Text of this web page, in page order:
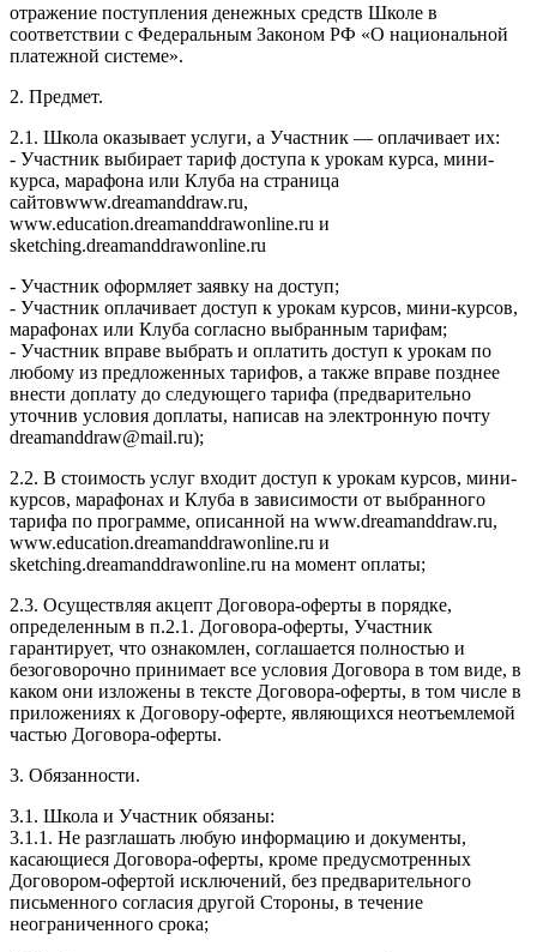
отражение поступления денежных средств Школе в
соответствии с Федеральным Законом РФ «О национальной
платежной системе».
2. Предмет.
2.1. Школа оказывает услуги, а Участник — оплачивает их:
- Участник выбирает тариф доступа к урокам курса, мини-
курса, марафона или Клуба на страница
сайтовwww.dreamanddraw.ru,
www.education.dreamanddrawonline.ru и
sketching.dreamanddrawonline.ru
- Участник оформляет заявку на доступ;
- Участник оплачивает доступ к урокам курсов, мини-курсов,
марафонах или Клуба согласно выбранным тарифам;
- Участник вправе выбрать и оплатить доступ к урокам по
любому из предложенных тарифов, а также вправе позднее
внести доплату до следующего тарифа (предварительно
уточнив условия доплаты, написав на электронную почту
dreamanddraw@mail.ru);
2.2. В стоимость услуг входит доступ к урокам курсов, мини-
курсов, марафонах и Клуба в зависимости от выбранного
тарифа по программе, описанной на www.dreamanddraw.ru,
www.education.dreamanddrawonline.ru и
sketching.dreamanddrawonline.ru на момент оплаты;
2.3. Осуществляя акцепт Договора-оферты в порядке,
определенным в п.2.1. Договора-оферты, Участник
гарантирует, что ознакомлен, соглашается полностью и
безоговорочно принимает все условия Договора в том виде, в
каком они изложены в тексте Договора-оферты, в том числе в
приложениях к Договору-оферте, являющихся неотъемлемой
частью Договора-оферты.
3. Обязанности.
3.1. Школа и Участник обязаны:
3.1.1. Не разглашать любую информацию и документы,
касающиеся Договора-оферты, кроме предусмотренных
Договором-офертой исключений, без предварительного
письменного согласия другой Стороны, в течение
неограниченного срока;